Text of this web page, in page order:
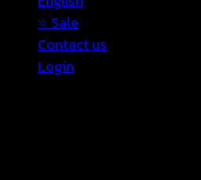
⭐ Sale
Contact us
Login